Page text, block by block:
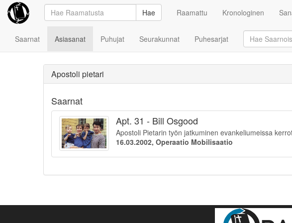
Hae Raamattu Kronologinen
Saarnat Asiasanat Puhujat Seurakunnat Puhesarjat
Apostoli pietari
Saarnat
Apt. 31 - Bill Osgood
Apostoli Pietarin työn jatkuminen evankeliumeissa
16.03.2002, Operaatio Mobilisaatio